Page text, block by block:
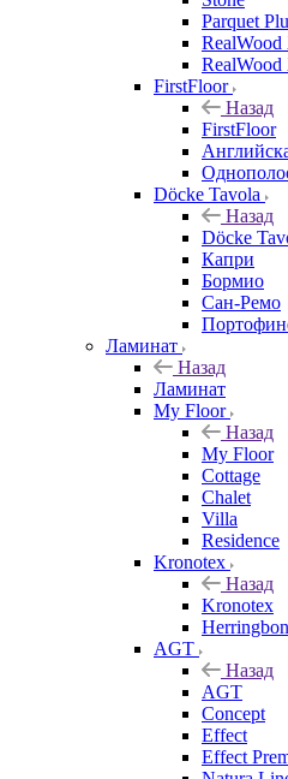
Parquet
FirstFloor
Назад
FirstFloor
Döcke Tavola
Назад
Döcke
Капри
Бормио
Сан-Ремо
Ламинат
Назад
Ламинат
My Floor
Назад
My Floor
Cottage
Chalet
Villa
Residence
Kronotex
Назад
Kronotex
AGT
Назад
AGT
Concept
Effect
Effect